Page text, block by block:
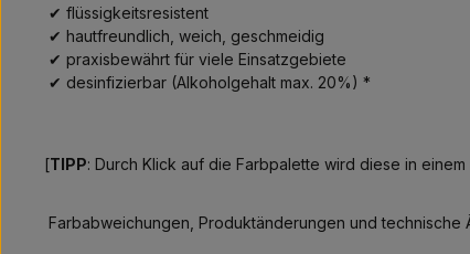
✔ flüssigkeitsresistent
✔ hautfreundlich, weich, geschmeidig
✔ praxisbewährt für viele Einsatzgebiete
✔ desinfizierbar (Alkoholgehalt max. 20%) *
[TIPP: Durch Klick auf die Farbpalette wird diese in
Farbabweichungen, Produktänderungen und technische